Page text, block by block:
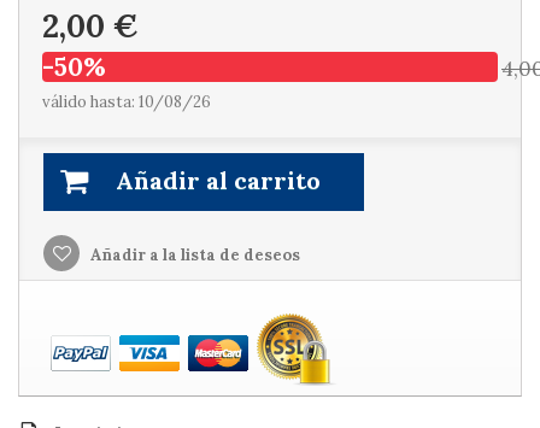
2,00 €
-50%
válido hasta: 10/08/26
Añadir al carrito
Añadir a la lista de deseos